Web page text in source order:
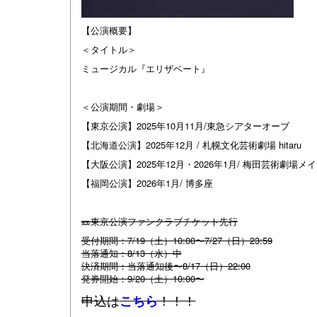
【公演概要】
＜タイトル＞
ミュージカル『エリザベート』
＜公演期間・劇場＞
【東京公演】2025年10月11月/東急シアターオーブ
【北海道公演】2025年12月 / 札幌文化芸術劇場 hitaru
【大阪公演】2025年12月・2026年1月/ 梅田芸術劇場メ
【福岡公演】2026年1月/ 博多座
🎫東京公演ファンクラブチケット先行
受付期間：7/19（土）10:00〜7/27（日）23:59
当落通知：8/13（水）中
決済期間：当落通知後〜8/17（日）22:00
発券開始：9/20（土）10:00〜
申込はこちら！！！